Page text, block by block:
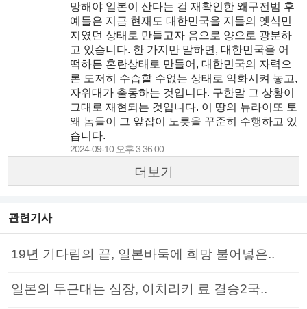
망해야 일본이 산다는 걸 재확인한 왜구전범 후
예들은 지금 현재도 대한민국을 지들의 옛식민
지였던 상태로 만들고자 음으로 양으로 광분하
고 있습니다. 한 가지만 말하면, 대한민국을 어
떡하든 혼란상태로 만들어, 대한민국의 자력으
론 도저히 수습할 수없는 상태로 악화시켜 놓고,
자위대가 출동하는 것입니다. 구한말 그 상황이
그대로 재현되는 것입니다. 이 땅의 뉴라이또 토
왜 놈들이 그 앞잡이 노릇을 꾸준히 수행하고 있
습니다.
2024-09-10 오후 3:36:00
더보기
관련기사
19년 기다림의 끝, 일본바둑에 희망 불어넣은..
일본의 두근대는 심장, 이치리키 료 결승2국..